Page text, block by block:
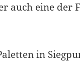
auch eine der
in